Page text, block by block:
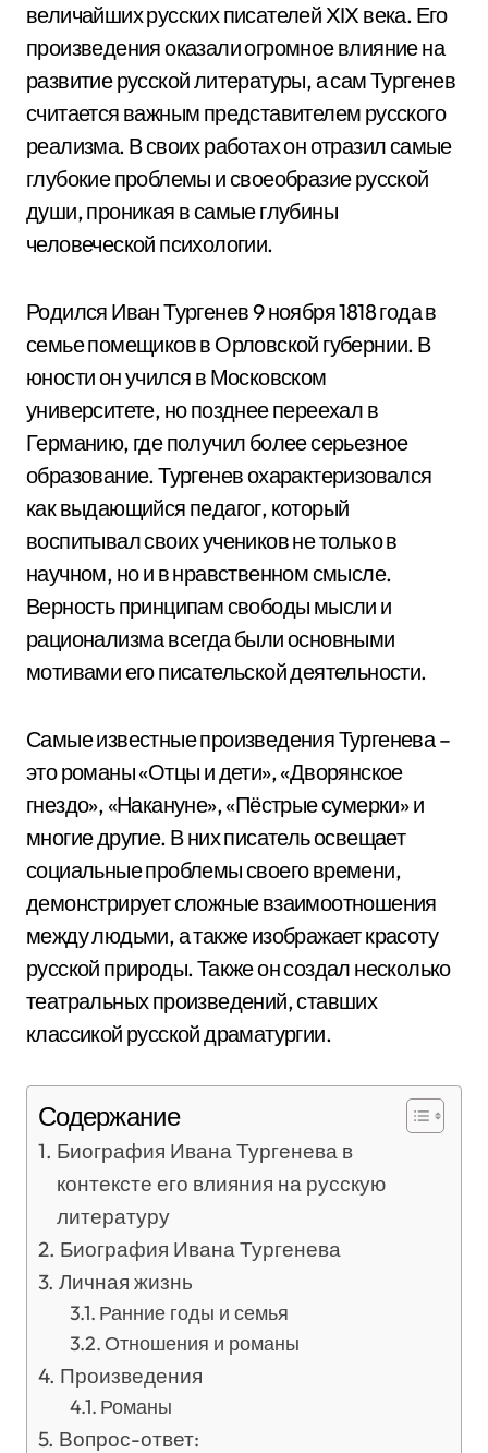
величайших русских писателей XIX века. Его
произведения оказали огромное влияние на
развитие русской литературы, а сам Тургенев
считается важным представителем русского
реализма. В своих работах он отразил самые
глубокие проблемы и своеобразие русской
души, проникая в самые глубины
человеческой психологии.
Родился Иван Тургенев 9 ноября 1818 года в
семье помещиков в Орловской губернии. В
юности он учился в Московском
университете, но позднее переехал в
Германию, где получил более серьезное
образование. Тургенев охарактеризовался
как выдающийся педагог, который
воспитывал своих учеников не только в
научном, но и в нравственном смысле.
Верность принципам свободы мысли и
рационализма всегда были основными
мотивами его писательской деятельности.
Самые известные произведения Тургенева –
это романы «Отцы и дети», «Дворянское
гнездо», «Накануне», «Пёстрые сумерки» и
многие другие. В них писатель освещает
социальные проблемы своего времени,
демонстрирует сложные взаимоотношения
между людьми, а также изображает красоту
русской природы. Также он создал несколько
театральных произведений, ставших
классикой русской драматургии.
Содержание
Биография Ивана Тургенева в
контексте его влияния на русскую
литературу
Биография Ивана Тургенева
Личная жизнь
Ранние годы и семья
Отношения и романы
Произведения
Романы
Вопрос-ответ: